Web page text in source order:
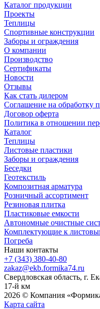
Каталог продукции
Проекты
Теплицы
Спортивные конструкции
Заборы и ограждения
О компании
Производство
Сертификаты
Новости
Отзывы
Как стать дилером
Соглашение на обработку
Договор оферта
Политика в отношении
Каталог
Теплицы
Листовые пластики
Заборы и ограждения
Беседки
Геотекстиль
Композитная арматура
Розничный ассортимент
Резиновая плитка
Пластиковые емкости
Автономные очистные
Комплектующие к
Погреба
Наши контакты
+7 (343) 380-40-80
zakaz@ekb.formika74.ru
Свердловская область, г.
17-й км
2026 © Компания
Карта сайта